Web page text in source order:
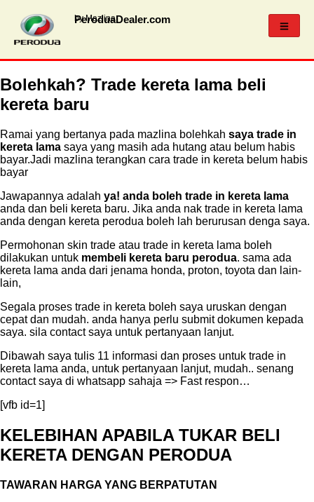
PeroduaDealer.com
by Mazlina
Bolehkah? Trade kereta lama beli
kereta baru
Ramai yang bertanya pada mazlina bolehkah saya trade in
kereta lama saya yang masih ada hutang atau belum habis
bayar.Jadi mazlina terangkan cara trade in kereta belum habis
bayar
Jawapannya adalah ya! anda boleh trade in kereta lama
anda dan beli kereta baru. Jika anda nak trade in kereta lama
anda dengan kereta perodua boleh lah berurusan denga saya.
Permohonan skin trade atau trade in kereta lama boleh
dilakukan untuk membeli kereta baru perodua. sama ada
kereta lama anda dari jenama honda, proton, toyota dan lain-
lain,
Segala proses trade in kereta boleh saya uruskan dengan
cepat dan mudah. anda hanya perlu submit dokumen kepada
saya. sila contact saya untuk pertanyaan lanjut.
Dibawah saya tulis 11 informasi dan proses untuk trade in
kereta lama anda, untuk pertanyaan lanjut, mudah.. senang
contact saya di whatsapp sahaja => Fast respon…
[vfb id=1]
KELEBIHAN APABILA TUKAR BELI
KERETA DENGAN PERODUA
TAWARAN HARGA YANG BERPATUTAN